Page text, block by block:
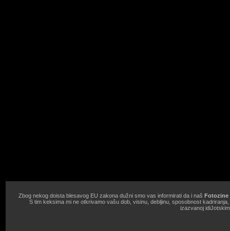
Zbog nekog doista blesavog EU zakona dužni smo vas informirati da i naš Fotozine
S tim keksima mi ne otkrivamo vašu dob, visinu, debljinu, sposobnost
izazvanoj